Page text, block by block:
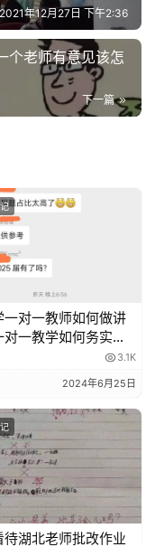
制住内心的愤怒，心
孩子的负疚感和责任
，这些原因往往跟学
很难扭转的，这也是
却见不到什么效果的
为孩子成绩差就责备
产生逆反心理。重要
深信自己的力量。坚
和努力，提出期望与
了错误是不是也想找
孩子没考好，他心
再碰上家长一通吵，
2021年12月27日 下午2:36
个老师有意见该怎
下一篇
一对一教师如何做讲
对一教学如何务实高
3.1K
2024年6月25日
待湖北老师批改作业